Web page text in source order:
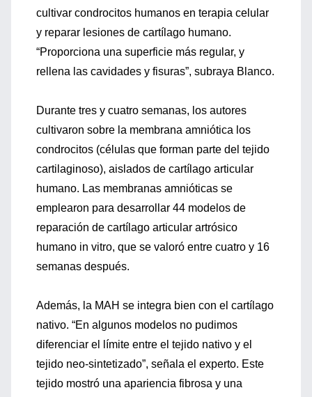
cultivar condrocitos humanos en terapia celular
y reparar lesiones de cartílago humano.
“Proporciona una superficie más regular, y
rellena las cavidades y fisuras”, subraya Blanco.
Durante tres y cuatro semanas, los autores
cultivaron sobre la membrana amniótica los
condrocitos (células que forman parte del tejido
cartilaginoso), aislados de cartílago articular
humano. Las membranas amnióticas se
emplearon para desarrollar 44 modelos de
reparación de cartílago articular artrósico
humano in vitro, que se valoró entre cuatro y 16
semanas después.
Además, la MAH se integra bien con el cartílago
nativo. “En algunos modelos no pudimos
diferenciar el límite entre el tejido nativo y el
tejido neo-sintetizado”, señala el experto. Este
tejido mostró una apariencia fibrosa y una